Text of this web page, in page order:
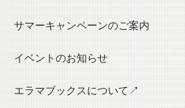
サマーキャンペーンのご案内
イベントのお知らせ
エラマブックスについて↗